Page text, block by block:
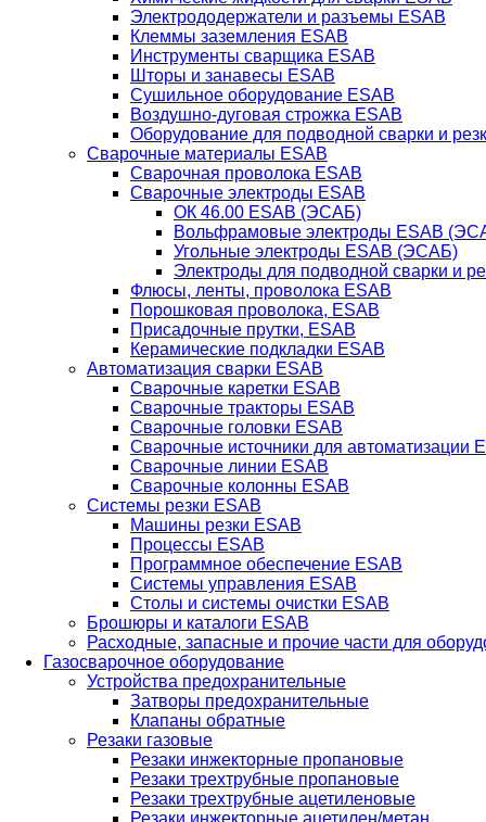
Электрододержатели и разъемы ESAB
Клеммы заземления ESAB
Инструменты сварщика ESAB
Шторы и занавесы ESAB
Сушильное оборудование ESAB
Воздушно-дуговая строжка ESAB
Оборудование для подводной сварки и
Сварочные материалы ESAB
Сварочная проволока ESAB
Сварочные электроды ESAB
ОК 46.00 ESAB (ЭСАБ)
Вольфрамовые электроды ESAB
Угольные электроды ESAB (ЭСАБ)
Электроды для подводной сварки и
Флюсы, ленты, проволока ESAB
Порошковая проволока, ESAB
Присадочные прутки, ESAB
Керамические подкладки ESAB
Автоматизация сварки ESAB
Сварочные каретки ESAB
Сварочные тракторы ESAB
Сварочные головки ESAB
Сварочные источники для автоматизации
Сварочные линии ESAB
Сварочные колонны ESAB
Системы резки ESAB
Машины резки ESAB
Процессы ESAB
Программное обеспечение ESAB
Системы управления ESAB
Столы и системы очистки ESAB
Брошюры и каталоги ESAB
Расходные, запасные и прочие части для
Газосварочное оборудование
Устройства предохранительные
Затворы предохранительные
Клапаны обратные
Резаки газовые
Резаки инжекторные пропановые
Резаки трехтрубные пропановые
Резаки трехтрубные ацетиленовые
Резаки инжекторные ацетилен/метан